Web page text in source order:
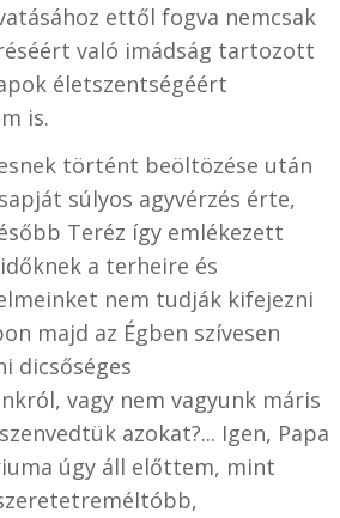
ettől fogva nemcsak
való imádság tartozott
életszentségéért
is.
történt beöltözése után
súlyos agyvérzés érte,
Teréz így emlékezett
a terheire és
nem tudják kifejezni
majd az Égben szívesen
dicsőséges
vagy nem vagyunk máris
azokat?... Igen, Papa
úgy áll előttem, mint